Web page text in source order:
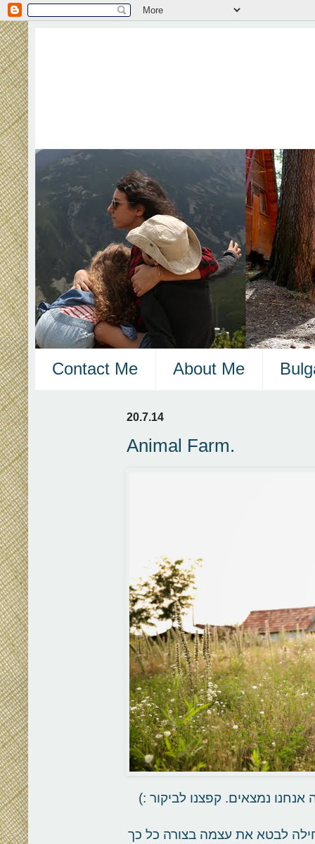
Contact Me About Me
20.7.14
Animal Farm.
נמצאים. קפצנו לביקור :)
לבטא את עצמה בצורה כל כך